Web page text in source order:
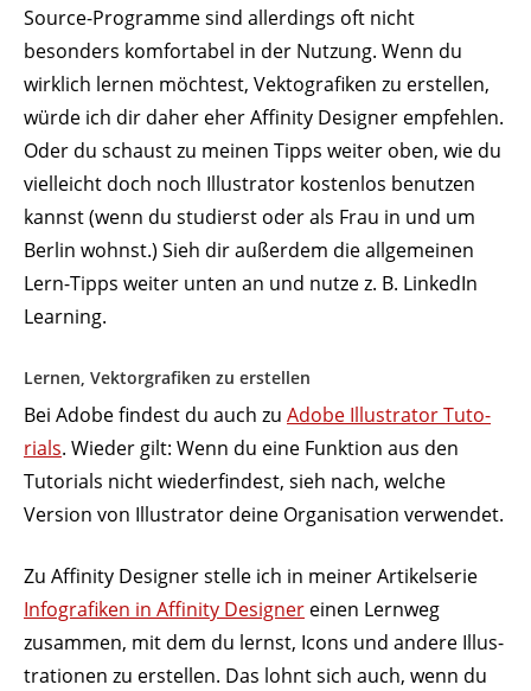
Source-Programme sind aller­dings oft nicht
besonders komfor­tabel in der Nutzung. Wenn du
wirklich lernen möchtest, Vekto­gra­fiken zu erstellen,
würde ich dir daher eher Affinity Designer empfehlen.
Oder du schaust zu meinen Tipps weiter oben, wie du
viel­leicht doch noch Illus­trator kostenlos benutzen
kannst (wenn du studierst oder als Frau in und um
Berlin wohnst.) Sieh dir außerdem die allge­meinen
Lern-Tipps weiter unten an und nutze z. B. LinkedIn
Learning.
Lernen, Vektor­gra­fiken zu erstellen
Bei Adobe findest du auch zu Adobe Illus­trator Tuto­
rials. Wieder gilt: Wenn du eine Funktion aus den
Tuto­rials nicht wieder­findest, sieh nach, welche
Version von Illus­trator deine Orga­ni­sation verwendet.
Zu Affinity Designer stelle ich in meiner Arti­kel­serie
Info­gra­fiken in Affinity Designer einen Lernweg
zusammen, mit dem du lernst, Icons und andere Illus­
tra­tionen zu erstellen. Das lohnt sich auch, wenn du